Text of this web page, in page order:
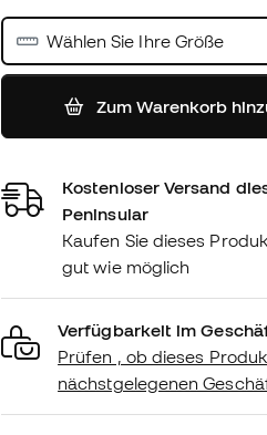
Wählen Sie Ihre Größe
Zum Warenkorb
Kostenloser Versand
Peninsular
Kaufen Sie dieses
gut wie möglich
Verfügbarkeit im
Prüfen , ob dieses
nächstgelegenen